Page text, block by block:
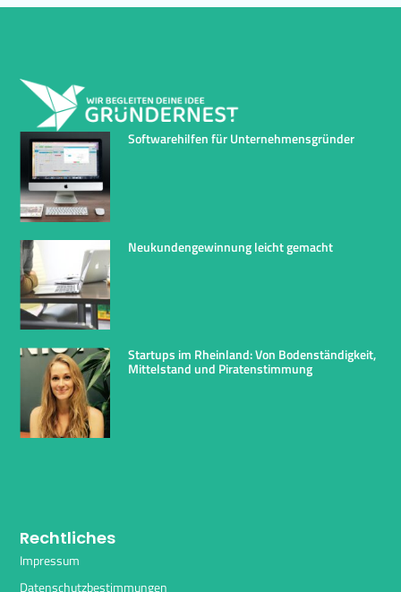
Softwarehilfen für Unternehmensgründer
Neukundengewinnung leicht gemacht
Startups im Rheinland: Von Bodenständigkeit,
Mittelstand und Piratenstimmung
Rechtliches
Impressum
Datenschutzbestimmungen